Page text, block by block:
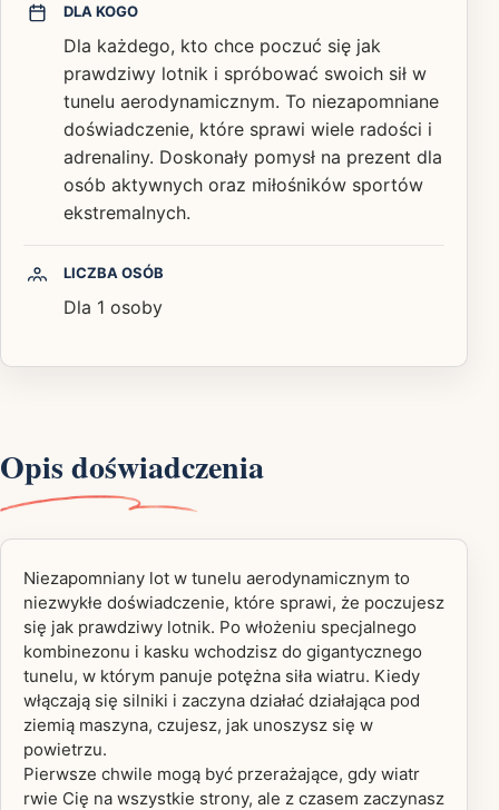
DLA KOGO
Dla każdego, kto chce poczuć się jak
prawdziwy lotnik i spróbować swoich sił w
tunelu aerodynamicznym. To niezapomniane
doświadczenie, które sprawi wiele radości i
adrenaliny. Doskonały pomysł na prezent dla
osób aktywnych oraz miłośników sportów
ekstremalnych.
LICZBA OSÓB
Dla 1 osoby
Opis doświadczenia
Niezapomniany lot w tunelu aerodynamicznym to
niezwykłe doświadczenie, które sprawi, że poczujesz
się jak prawdziwy lotnik. Po włożeniu specjalnego
kombinezonu i kasku wchodzisz do gigantycznego
tunelu, w którym panuje potężna siła wiatru. Kiedy
włączają się silniki i zaczyna działać działająca pod
ziemią maszyna, czujesz, jak unoszysz się w
powietrzu.
Pierwsze chwile mogą być przerażające, gdy wiatr
rwie Cię na wszystkie strony, ale z czasem zaczynasz